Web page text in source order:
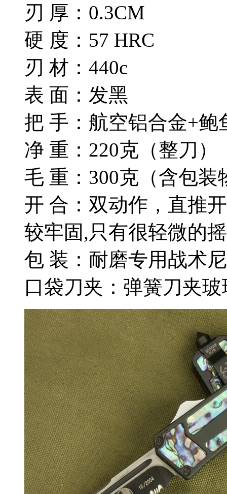
刃 厚：0.3CM
硬 度：57 HRC
刃 材：440c
表 面：发黑
把 手：航空铝合金+鲍
净 重：220克（整刀）
毛 重：300克（含包装
开 合：双动作，直推
较牢固,只有很轻微的
包 装：耐磨专用战术
口袋刀夹：弹簧刀夹